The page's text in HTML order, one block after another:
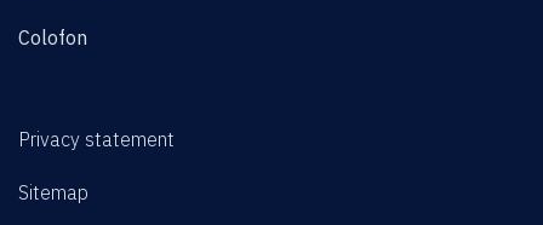
Colofon
Privacy statement
Sitemap